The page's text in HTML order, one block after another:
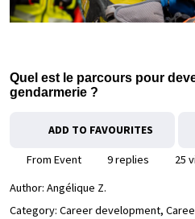
Quel est le parcours pour
gendarmerie ?
ADD TO FAVOURITES
From Event 9 replies
25
Author: Angélique Z.
Category: Career development,